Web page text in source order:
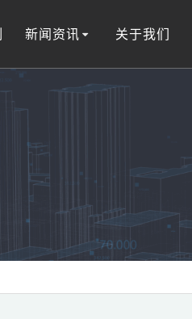
新闻资讯 关于我们